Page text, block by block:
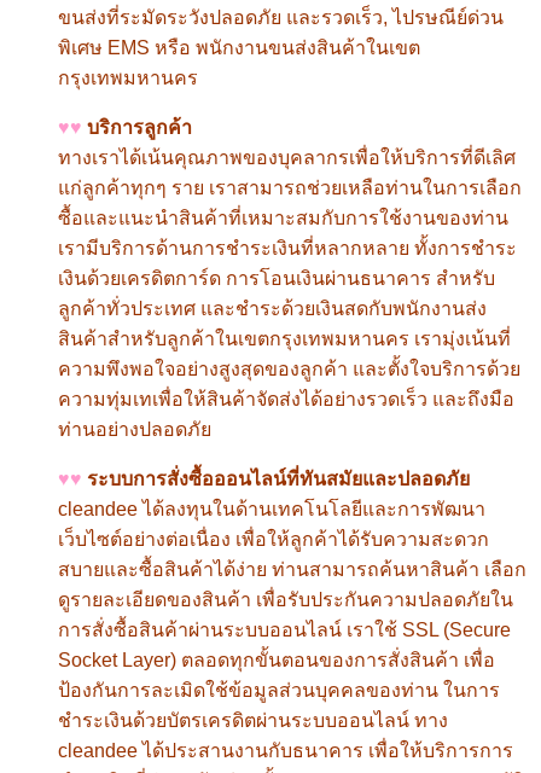
ขนส่งที่ระมัดระวังปลอดภัย และรวดเร็ว,ไปรษณีย์ด่วน
พิเศษ EMS หรือ พนักงานขนส่งสินค้าในเขต
กรุงเทพมหานคร
♥♥ บริการลูกค้า
ทางเราได้เน้นคุณภาพของบุคลากรเพื่อให้บริการที่ดีเลิศ
แก่ลูกค้าทุกๆ ราย เราสามารถช่วยเหลือท่านในการเลือก
ซื้อและแนะนำสินค้าที่เหมาะสมกับการใช้งานของท่าน
เรามีบริการด้านการชำระเงินที่หลากหลาย ทั้งการชำระ
เงินด้วยเครดิตการ์ด การโอนเงินผ่านธนาคาร สำหรับ
ลูกค้าทั่วประเทศ และชำระด้วยเงินสดกับพนักงานส่ง
สินค้าสำหรับลูกค้าในเขตกรุงเทพมหานคร เรามุ่งเน้นที่
ความพึงพอใจอย่างสูงสุดของลูกค้า และตั้งใจบริการด้วย
ความทุ่มเทเพื่อให้สินค้าจัดส่งได้อย่างรวดเร็ว และถึงมือ
ท่านอย่างปลอดภัย
♥♥ ระบบการสั่งซื้อออนไลน์ที่ทันสมัยและปลอดภัย
cleandeeได้ลงทุนในด้านเทคโนโลยีและการพัฒนา
เว็บไซต์อย่างต่อเนื่อง เพื่อให้ลูกค้าได้รับความสะดวก
สบายและซื้อสินค้าได้ง่าย ท่านสามารถค้นหาสินค้า เลือก
ดูรายละเอียดของสินค้า เพื่อรับประกันความปลอดภัยใน
การสั่งซื้อสินค้าผ่านระบบออนไลน์ เราใช้ SSL (Secure
Socket Layer) ตลอดทุกขั้นตอนของการสั่งสินค้า เพื่อ
ป้องกันการละเมิดใช้ข้อมูลส่วนบุคคลของท่าน ในการ
ชำระเงินด้วยบัตรเครดิตผ่านระบบออนไลน์ ทาง
cleandeeได้ประสานงานกับธนาคาร เพื่อให้บริการการ